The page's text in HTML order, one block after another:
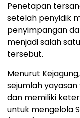
Penetapan
setelah penyidik
penyimpangan
menjadi salah
tersebut.
Menurut
sejumlah
dan memiliki
untuk mengelola